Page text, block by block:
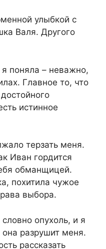
улыбкой с
Валя. Другого
поняла – неважно,
Главное то, что
истинное
терзать меня.
Иван гордится
обманщицей.
похитила чужое
выбора.
опухоль, и я
она разрушит меня.
рассказать